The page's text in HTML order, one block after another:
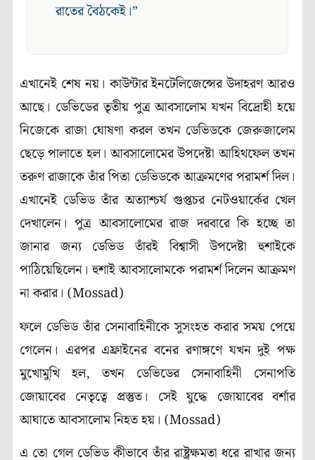
রাতের বৈঠকেই।”
এখানেই শেষ নয়। কাউন্টার ইনটেলিজেন্সের উদাহরণ আরও
আছে। ডেভিডের তৃতীয় পুত্র আবসালোম যখন বিদ্রোহী হয়ে
নিজেকে রাজা ঘোষণা করল তখন ডেভিডকে জেরুজালেম
ছেড়ে পালাতে হল। আবসালোমের উপদেষ্টা আহিথফেল তখন
তরুণ রাজাকে তাঁর পিতা ডেভিডকে আক্রমণের পরামর্শ দিল।
এখানেই ডেভিড তাঁর অত্যাশ্চর্য গুপ্তচর নেটওয়ার্কের খেল
দেখালেন। পুত্র আবসালোমের রাজ দরবারে কি হচ্ছে তা
জানার জন্য ডেভিড তাঁরই বিশ্বাসী উপদেষ্টা হুশাইকে
পাঠিয়েছিলেন। হুশাই আবসালোমকে পরামর্শ দিলেন আক্রমণ
না করার। (Mossad)
ফলে ডেভিড তাঁর সেনাবাহিনীকে সুসংহত করার সময় পেয়ে
গেলেন। এরপর এফ্রাইনের বনের রণাঙ্গণে যখন দুই পক্ষ
মুখোমুখি হল, তখন ডেভিডের সেনাবাহিনী সেনাপতি
জোয়াবের নেতৃত্বে প্রস্তুত। সেই যুদ্ধে জোয়াবের বর্শার
আঘাতে আবসালোম নিহত হয়। (Mossad)
এ তো গেল ডেভিড কীভাবে তাঁর রাষ্ট্রক্ষমতা ধরে রাখার জন্য